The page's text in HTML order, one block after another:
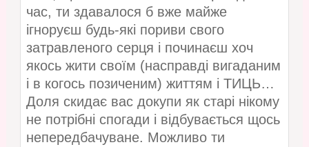
час, ти здавалося б вже майже
ігноруєш будь-які пориви свого
затравленого серця і починаєш хоч
якось жити своїм (насправді вигаданим
і в когось позиченим) життям і ТИЦЬ…
Доля скидає вас докупи як старі нікому
не потрібні спогади і відбувається щось
непередбачуване. Можливо ти